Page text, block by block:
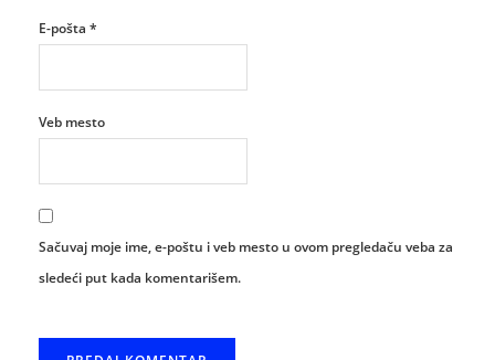
E-pošta *
Veb mesto
Sačuvaj moje ime, e-poštu i veb mesto u ovom pregledaču veba za
sledeći put kada komentarišem.